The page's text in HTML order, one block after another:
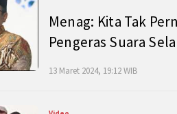
Menag: Kita Tak
Pengeras Suara
13 Maret 2024, 19:12 WIB